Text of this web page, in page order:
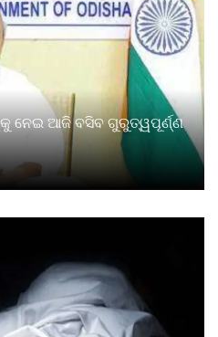
ନେଇ ଆଜି ବସିବ ଗୁରୁତ୍ୱପୂର୍ଣ୍ଣ